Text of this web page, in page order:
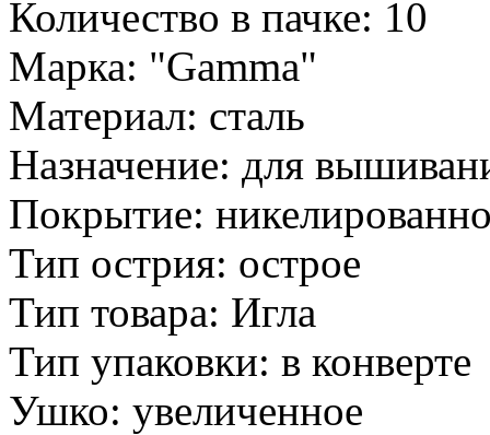
Количество в пачке: 10
Марка: "Gamma"
Материал: сталь
Назначение: для
Покрытие:
Тип острия: острое
Тип товара: Игла
Тип упаковки: в конверте
Ушко: увеличенное